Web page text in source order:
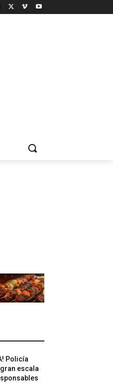
Policía
escala